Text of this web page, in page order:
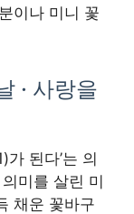
이나 미니 꽃
· 사랑을
가 된다’는 의
미를 살린 미
채운 꽃바구